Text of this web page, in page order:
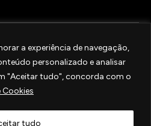
a experiência de navegação,
personalizado e analisar
"Aceitar tudo", concorda com o
Cookies
tudo